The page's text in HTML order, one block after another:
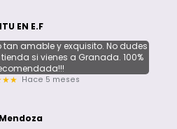
EN E.F
tan amable y exquisito. No dudes
si vienes a Granada. 100%
Hace 5 meses